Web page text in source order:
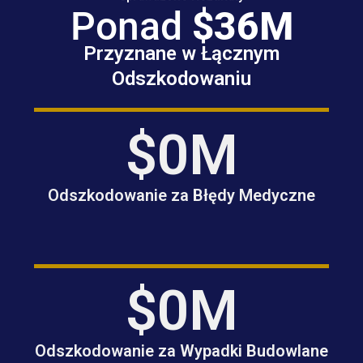
Ponad $36M
Przyznane w Łącznym
Odszkodowaniu
Odszkodowanie za Błędy Medyczne
$0M
Odszkodowanie za Wypadki Budowlane
$0M